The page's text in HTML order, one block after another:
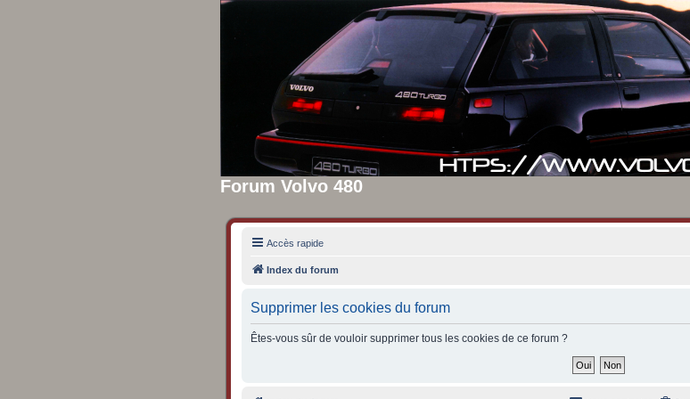
Forum Volvo 480
Accès rapide
Index du forum
Supprimer les cookies du forum
Êtes-vous sûr de vouloir supprimer tous les cookies de ce forum ?